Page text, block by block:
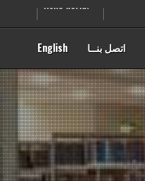
Hello world!
English اتصل بنــا